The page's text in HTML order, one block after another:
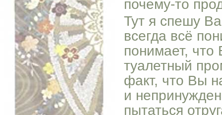
почему-то
Тут я спешу
всегда всё
понимает,
туалетный
факт, что Вы
и
пытаться